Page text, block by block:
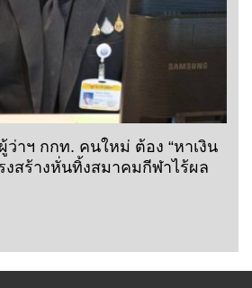
ว่าฯ กกท. คนใหม่ ต้อง “หาเงิน
งสร้างหั่นทิ้งสมาคมกีฬาไร้ผล